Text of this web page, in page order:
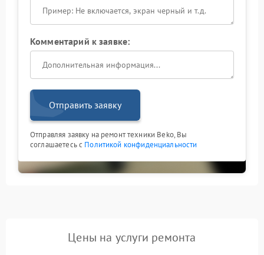
Комментарий к заявке:
Отправить заявку
Отправляя заявку на ремонт техники Beko, Вы
соглашаетесь с Политикой конфиденциальности
Цены на услуги ремонта